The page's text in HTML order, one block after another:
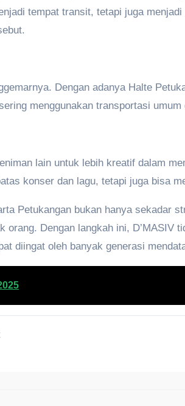
tempat transit, tetapi juga
Dengan adanya Halte
menggunakan transportasi umum
lain untuk lebih kreatif dalam
konser dan lagu, tetapi juga bisa
Petukangan bukan hanya sekadar
Dengan langkah ini, D’MASIV
diingat oleh banyak generasi